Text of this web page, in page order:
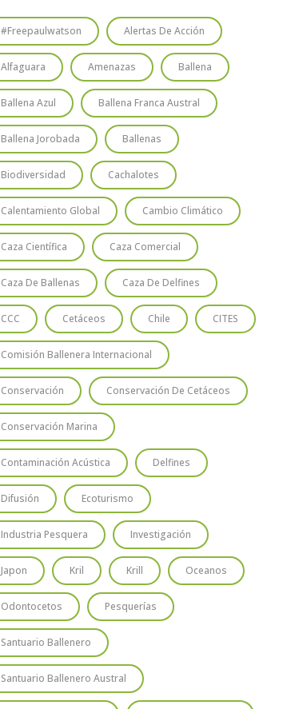
#freepaulwatson Alertas De Acción
Alfaguara Amenazas Ballena
Ballena Azul Ballena Franca Austral
Ballena Jorobada Ballenas
Biodiversidad Cachalotes
Calentamiento Global Cambio Climático
Caza Científica Caza Comercial
Caza De Ballenas Caza De Delfines
CCC Cetáceos Chile CITES
Comisión Ballenera Internacional
Conservación Conservación De Cetáceos
Conservación Marina
Contaminación Acústica Delfines
Difusión Ecoturismo
Industria Pesquera Investigación
Japon Kril Krill Oceanos
Odontocetos Pesquerías
Santuario Ballenero
Santuario Ballenero Austral